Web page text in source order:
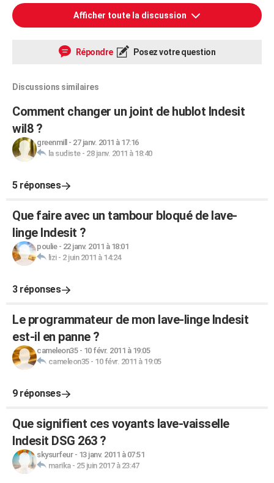
Afficher toute la discussion
Répondre Posez votre question
Discussions similaires
Comment changer un joint de hublot Indesit
wil8 ?
greenmill - 27 janv. 2011 à 17:16
la sudiste- 28 janv. 2011 à 18:40
5 réponses
Que faire avec un tambour bloqué de lave-
linge Indesit ?
poulie- 22 janv. 2011 à 18:01
lizi- 2 juin 2011 à 14:24
3 réponses
Le programmateur de mon lave-linge Indesit
est-il en panne ?
cameleon35- 10 févr. 2011 à 19:05
cameleon35- 10 févr. 2011 à 19:05
9 réponses
Que signifient ces voyants lave-vaisselle
Indesit DSG 263 ?
skysurfeur- 13 janv. 2011 à 07:51
marika- 25 juin 2017 à 23:47